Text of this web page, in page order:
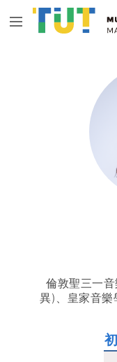
倫敦聖三一
異)、皇家音